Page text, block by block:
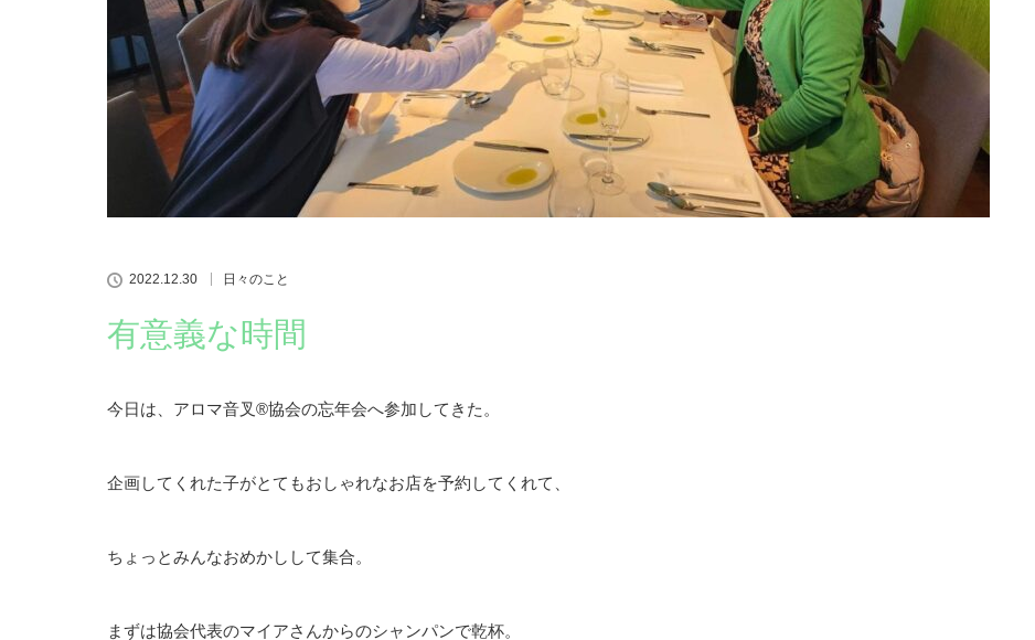
2022.12.30 日々のこと
有意義な時間
今日は、アロマ音叉®️協会の忘年会へ参加してきた。
企画してくれた子がとてもおしゃれなお店を予約してくれて、
ちょっとみんなおめかしして集合。
まずは協会代表のマイアさんからのシャンパンで乾杯。